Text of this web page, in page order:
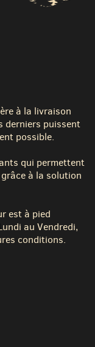
à la livraison
derniers puissent
possible.
qui permettent
à la solution
est à pied
au Vendredi,
conditions.